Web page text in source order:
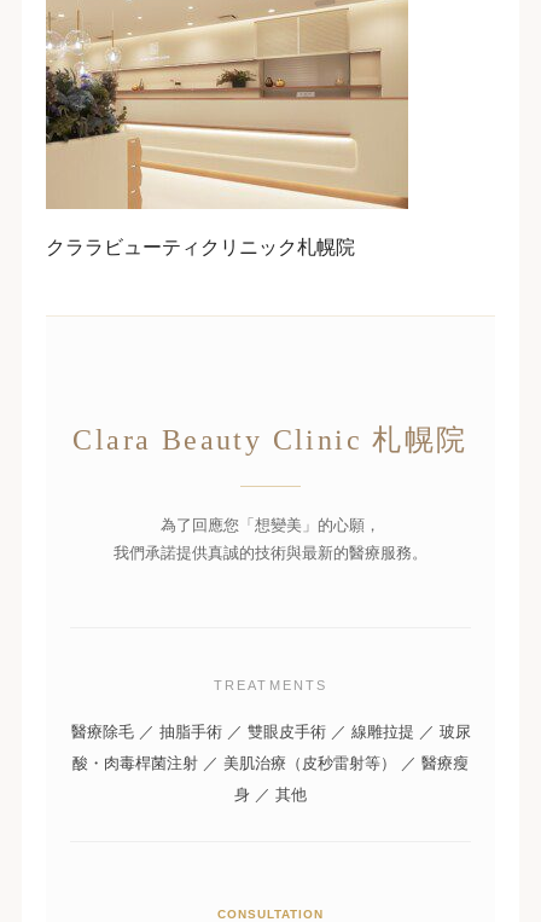
クララビューティクリニック札幌院
Clara Beauty Clinic 札幌院
為了回應您「想變美」的心願，
我們承諾提供真誠的技術與最新的醫療服務。
TREATMENTS
醫療除毛 ／ 抽脂手術 ／ 雙眼皮手術 ／ 線雕拉提 ／ 玻尿
酸・肉毒桿菌注射 ／ 美肌治療（皮秒雷射等） ／ 醫療瘦
身 ／ 其他
CONSULTATION